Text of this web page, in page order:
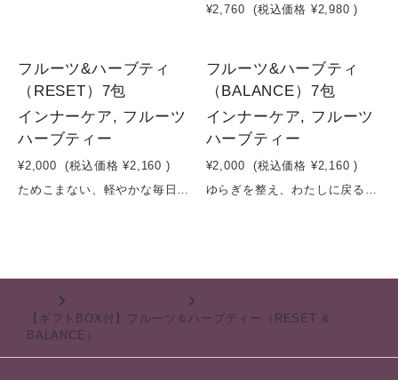
¥2,760 (税込価格 ¥2,980 )
フルーツ&ハーブティ
（RESET）7包
インナーケア, フルーツ
ハーブティー
¥2,000 (税込価格 ¥2,160 )
フルーツ&ハーブティ
（BALANCE）7包
インナーケア, フルーツ
ハーブティー
¥2,000 (税込価格 ¥2,160 )
【ギフトBOX付】フルーツ＆ハーブティー（RESET &
BALANCE）